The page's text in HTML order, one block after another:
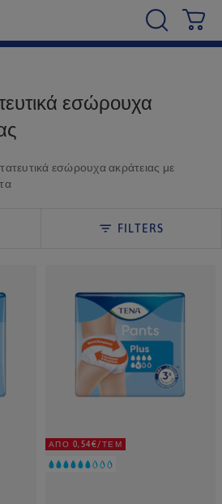
εσώρουχα
εσώρουχα ακράτειας με
FILTERS
ΑΠΌ 0,54€/ΤΕΜ